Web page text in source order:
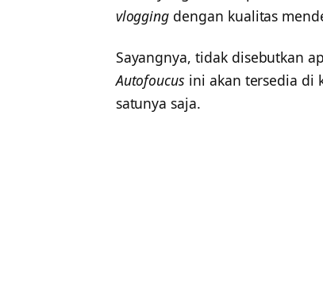
vlogging dengan kualitas
Sayangnya, tidak disebutkan
Autofoucus ini akan tersedia di
satunya saja.